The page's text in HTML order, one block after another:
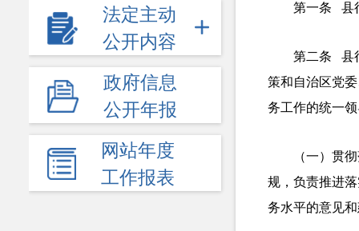
法定主动
公开内容
政府信息
公开年报
网站年度
工作报表
第一条 县
第二条 县
策和自治区党
务工作的统一
（一）贯
规，负责推进
务水平的意见